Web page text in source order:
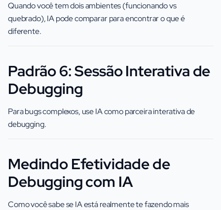
Quando você tem dois ambientes (funcionando vs
quebrado), IA pode comparar para encontrar o que é
diferente.
Padrão 6: Sessão Interativa de
Debugging
Para bugs complexos, use IA como parceira interativa de
debugging.
Medindo Efetividade de
Debugging com IA
Como você sabe se IA está realmente te fazendo mais